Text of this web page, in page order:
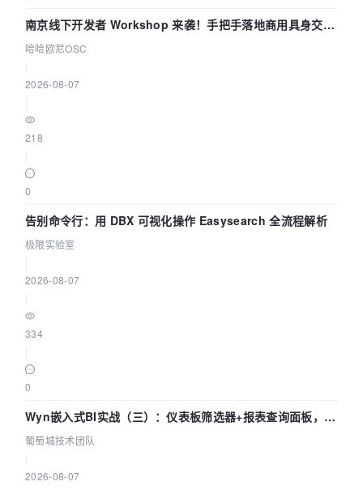
南京线下开发者 Workshop 来袭！手把手落地商用具身交互
智能 Agent 应用
哈哈欧尼OSC
2026-08-07
218
0
告别命令行：用 DBX 可视化操作 Easysearch 全流程解析
极限实验室
2026-08-07
334
0
Wyn嵌入式BI实战（三）：仪表板筛选器+报表查询面板，参
数联动全闭环
葡萄城技术团队
2026-08-07